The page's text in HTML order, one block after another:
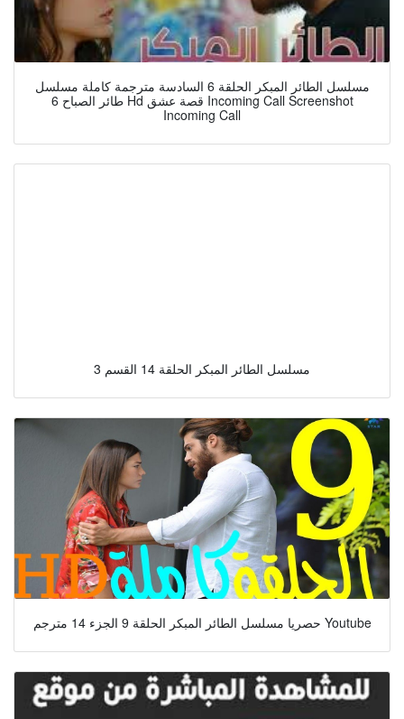
مسلسل الطائر المبكر الحلقة 6 السادسة مترجمة كاملة مسلسل
طائر الصباح 6 Hd قصة عشق Incoming Call Screenshot
Incoming Call
مسلسل الطائر المبكر الحلقة 14 القسم 3
حصريا مسلسل الطائر المبكر الحلقة 9 الجزء 14 مترجم Youtube